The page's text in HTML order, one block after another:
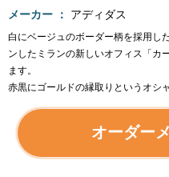
メーカー
アディダス
白にベージュのボーダー柄を採用し
ンしたミランの新しいオフィス「カ
ます。
赤黒にゴールドの縁取りというオシ
オーダー